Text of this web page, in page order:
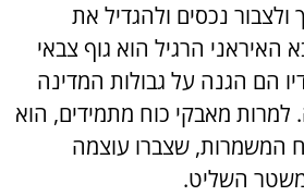
נכסים ולהגדיל את
הרגיל הוא גוף צבאי
הם הגנה על גבולות המדינה
למרות מאבקי כוח מתמידים, הוא
המשמרות, שצברו עוצמה
השליט.